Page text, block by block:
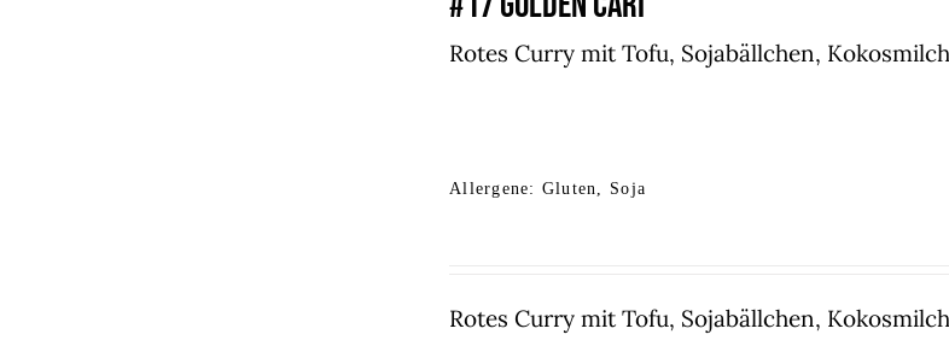
Rotes Curry mit Tofu, Sojabällchen,
Allergene: Gluten, Soja
Rotes Curry mit Tofu, Sojabällchen,